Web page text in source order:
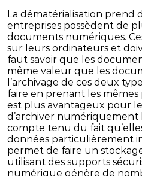
La dématérialisation prend
entreprises possèdent de
documents numériques.
sur leurs ordinateurs et
faut savoir que les
même valeur que les
l’archivage de ces deux
faire en prenant les mêmes
est plus avantageux pour
d’archiver
compte tenu du fait
données particulièrement
permet de faire un
utilisant des supports
numérique génère de